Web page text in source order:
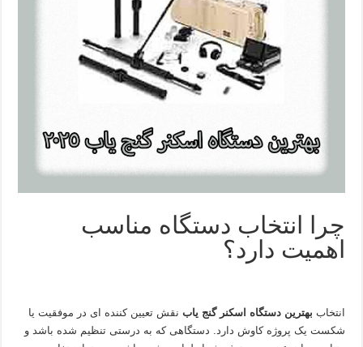
چرا انتخاب دستگاه مناسب
اهمیت دارد؟
انتخاب بهترین دستگاه اسکنر گنج‌ یاب نقش تعیین‌ کننده‌ ای در موفقیت یا
شکست یک پروژه کاوش دارد. دستگاهی که به‌ درستی تنظیم شده باشد و